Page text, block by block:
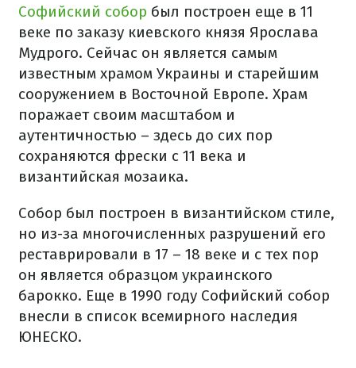
Софийский собор был построен еще в 11
веке по заказу киевского князя Ярослава
Мудрого. Сейчас он является самым
известным храмом Украины и старейшим
сооружением в Восточной Европе. Храм
поражает своим масштабом и
аутентичностью – здесь до сих пор
сохраняются фрески с 11 века и
византийская мозаика.
Собор был построен в византийском стиле,
но из-за многочисленных разрушений его
реставрировали в 17 – 18 веке и с тех пор
он является образцом украинского
барокко. Еще в 1990 году Софийский собор
внесли в список всемирного наследия
ЮНЕСКО.